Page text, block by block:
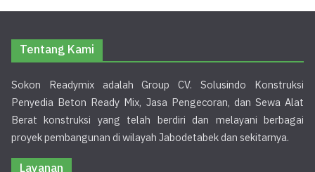
Tentang Kami
Sokon Readymix adalah Group CV. Solusindo Konstruksi
Penyedia Beton Ready Mix, Jasa Pengecoran, dan Sewa Alat
Berat konstruksi yang telah berdiri dan melayani berbagai
proyek pembangunan di wilayah Jabodetabek dan sekitarnya.
Layanan